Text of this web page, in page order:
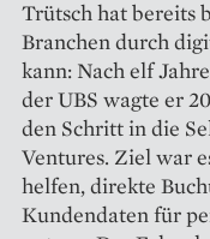
Trütsch hat bereits
Branchen durch
kann: Nach elf
der UBS wagte er
den Schritt in die
Ventures. Ziel war
helfen, direkte
Kundendaten für